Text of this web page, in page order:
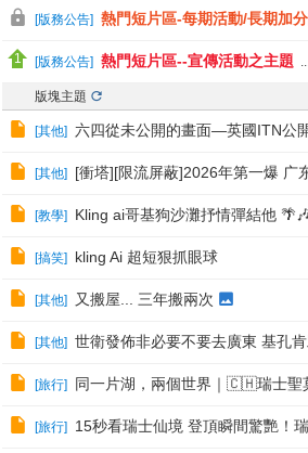
[版務公告] 熱門短片區-每期活動/長期加
[版務公告] 熱門短片區--宣傳活動之主題
版塊主題
[其他] 六四從未公開的畫面—英國ITN公
[其他] [衝塔][限流屏蔽]2026年第一爆 广
[教學] Kling ai哥基狗沙灘抒情彈結他
[搞笑] kling Ai 超短狠抓眼球
[其他] 又搬屋... 三年搬兩次
[其他] 世衛發佈非必要不要去廣東 基孔
[旅行] 同一片湖，兩個世界｜🇨🇭瑞士聖
[旅行] 15秒看瑞士仙境 登頂瞬間驚艷！